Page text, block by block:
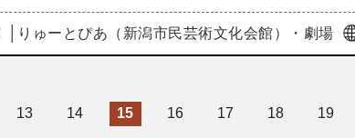
りゅーとぴあ（新潟市民芸術文化会館）・劇場
13 14 15 16 17 18 19